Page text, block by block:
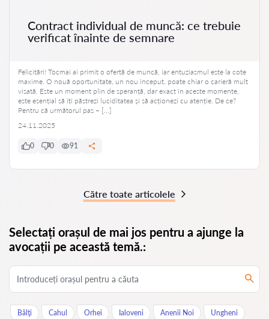
Contract individual de muncă: ce trebuie
verificat înainte de semnare
Felicitări! Tocmai ai primit o ofertă de muncă, iar entuziasmul este la cote
maxime. O nouă oportunitate, un nou început, poate chiar o carieră mult
visată. Este un moment plin de speranță, dar exact în aceste momente,
este esențial să îți păstrezi luciditatea și să acționezi cu atenție. De ce?
Pentru că următorul pas – […]
24.11.2025
0 0 91
Către toate articolele
Selectați orașul de mai jos pentru a ajunge la
avocații pe această temă.:
Bălţi Cahul Orhei Ialoveni Anenii Noi Ungheni